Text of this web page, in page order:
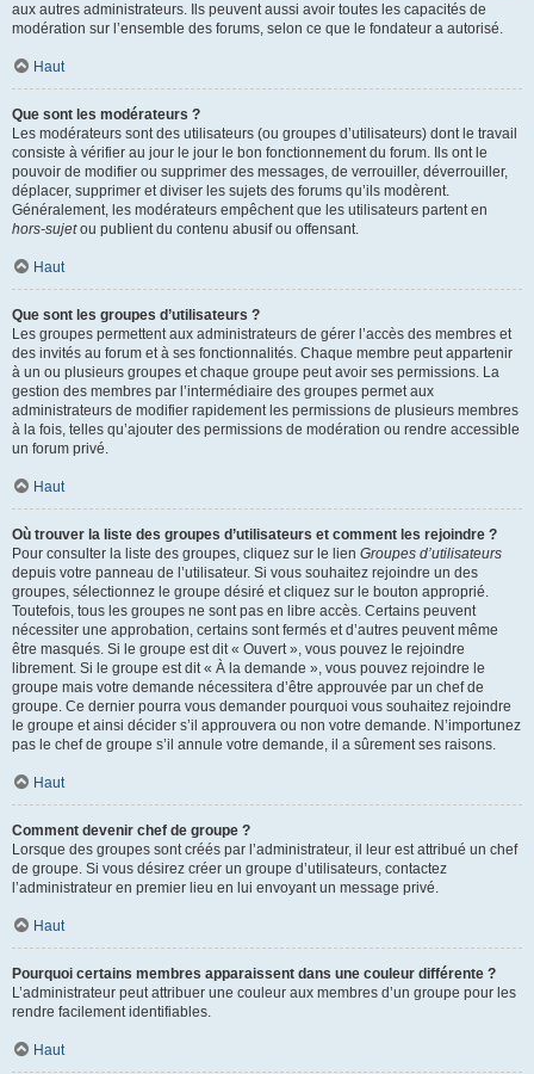
aux autres administrateurs. Ils peuvent aussi avoir toutes les capacités de
modération sur l’ensemble des forums, selon ce que le fondateur a autorisé.
Haut
Que sont les modérateurs ?
Les modérateurs sont des utilisateurs (ou groupes d’utilisateurs) dont le travail
consiste à vérifier au jour le jour le bon fonctionnement du forum. Ils ont le
pouvoir de modifier ou supprimer des messages, de verrouiller, déverrouiller,
déplacer, supprimer et diviser les sujets des forums qu’ils modèrent.
Généralement, les modérateurs empêchent que les utilisateurs partent en
hors-sujetou publient du contenu abusif ou offensant.
Haut
Que sont les groupes d’utilisateurs ?
Les groupes permettent aux administrateurs de gérer l’accès des membres et
des invités au forum et à ses fonctionnalités. Chaque membre peut appartenir
à un ou plusieurs groupes et chaque groupe peut avoir ses permissions. La
gestion des membres par l’intermédiaire des groupes permet aux
administrateurs de modifier rapidement les permissions de plusieurs membres
à la fois, telles qu’ajouter des permissions de modération ou rendre accessible
un forum privé.
Haut
Où trouver la liste des groupes d’utilisateurs et comment les rejoindre ?
Pour consulter la liste des groupes, cliquez sur le lien Groupes d’utilisateurs
depuis votre panneau de l’utilisateur. Si vous souhaitez rejoindre un des
groupes, sélectionnez le groupe désiré et cliquez sur le bouton approprié.
Toutefois, tous les groupes ne sont pas en libre accès. Certains peuvent
nécessiter une approbation, certains sont fermés et d’autres peuvent même
être masqués. Si le groupe est dit « Ouvert », vous pouvez le rejoindre
librement. Si le groupe est dit « À la demande », vous pouvez rejoindre le
groupe mais votre demande nécessitera d’être approuvée par un chef de
groupe. Ce dernier pourra vous demander pourquoi vous souhaitez rejoindre
le groupe et ainsi décider s’il approuvera ou non votre demande. N’importunez
pas le chef de groupe s’il annule votre demande, il a sûrement ses raisons.
Haut
Comment devenir chef de groupe ?
Lorsque des groupes sont créés par l’administrateur, il leur est attribué un chef
de groupe. Si vous désirez créer un groupe d’utilisateurs, contactez
l’administrateur en premier lieu en lui envoyant un message privé.
Haut
Pourquoi certains membres apparaissent dans une couleur différente ?
L’administrateur peut attribuer une couleur aux membres d’un groupe pour les
rendre facilement identifiables.
Haut